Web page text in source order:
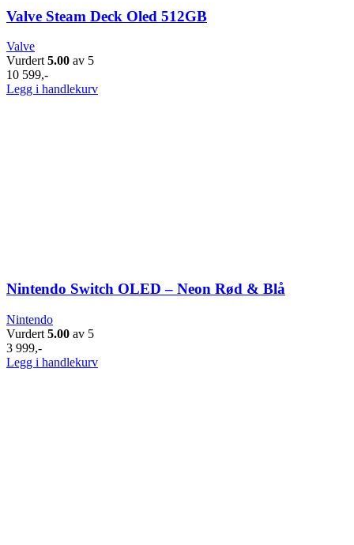
Valve Steam Deck Oled 512GB
Valve
Vurdert 5.00 av 5
10 599,-
Legg i handlekurv
Nintendo Switch OLED – Neon Rød & Blå
Nintendo
Vurdert 5.00 av 5
3 999,-
Legg i handlekurv